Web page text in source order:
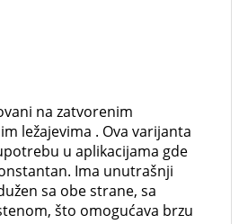
na zatvorenim
ležajevima . Ova varijanta
u aplikacijama gde
Ima unutrašnji
sa obe strane, sa
što omogućava brzu